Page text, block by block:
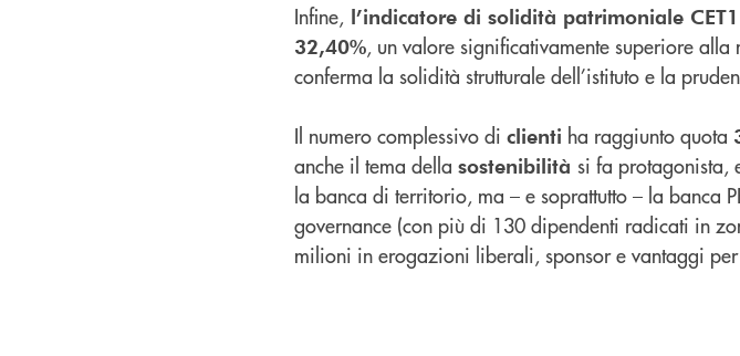
Infine, l’indicatore di solidità patrimoniale CET1
32,40%, un valore significativamente superiore
conferma la solidità strutturale dell’istituto e la
Il numero complessivo di clienti ha raggiunto quota
anche il tema della sostenibilità si fa protagonista,
la banca di territorio, ma – e soprattutto – la banca
governance (con più di 130 dipendenti radicati in
milioni in erogazioni liberali, sponsor e vantaggi